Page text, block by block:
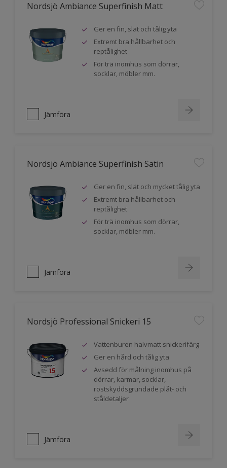
Nordsjö Ambiance Superfinish Matt
Ger en fin, slät och tålig yta
Extremt bra hållbarhet och
reptålighet
För trä inomhus som dörrar,
socklar, möbler mm.
Jämföra
Nordsjö Ambiance Superfinish Satin
Ger en fin, slät och mycket tålig yta
Extremt bra hållbarhet och
reptålighet
För trä inomhus som dörrar,
socklar, möbler mm.
Jämföra
Nordsjö Professional Snickeri 15
Vattenburen halvmatt snickerifärg
Ger en hård och tålig yta
Avsedd för målning inomhus på
dörrar, karmar, socklar,
rostskyddsgrundade plåt- och
ståldetaljer
Jämföra